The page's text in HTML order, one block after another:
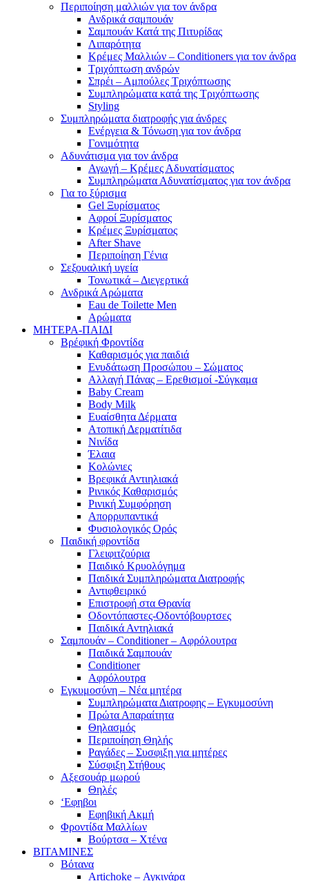
Περιποίηση μαλλιών για τον άνδρα
Ανδρικά σαμπουάν
Σαμπουάν Κατά της Πιτυρίδας
Λιπαρότητα
Κρέμες Μαλλιών – Conditioners για τον άνδρα
Τριχόπτωση ανδρών
Σπρέι – Αμπούλες Τριχόπτωσης
Συμπληρώματα κατά της Τριχόπτωσης
Styling
Συμπληρώματα διατροφής για άνδρες
Ενέργεια & Τόνωση για τον άνδρα
Γονιμότητα
Αδυνάτισμα για τον άνδρα
Αγωγή – Κρέμες Αδυνατίσματος
Συμπληρώματα Αδυνατίσματος για τον άνδρα
Για το ξύρισμα
Gel Ξυρίσματος
Αφροί Ξυρίσματος
Κρέμες Ξυρίσματος
After Shave
Περιποίηση Γένια
Σεξουαλική υγεία
Τονωτικά – Διεγερτικά
Ανδρικά Αρώματα
Eau de Toilette Men
Αρώματα
ΜΗΤΕΡΑ-ΠΑΙΔΙ
Βρέφική Φροντίδα
Καθαρισμός για παιδιά
Ενυδάτωση Προσώπου – Σώματος
Αλλαγή Πάνας – Ερεθισμοί -Σύγκαμα
Baby Cream
Body Milk
Ευαίσθητα Δέρματα
Ατοπική Δερματίτιδα
Νινίδα
Έλαια
Κολώνιες
Βρεφικά Αντιηλιακά
Ρινικός Καθαρισμός
Ρινική Συμφόρηση
Απορρυπαντικά
Φυσιολογικός Ορός
Παιδική φροντίδα
Γλειφιτζούρια
Παιδικό Κρυολόγημα
Παιδικά Συμπληρώματα Διατροφής
Αντιφθειρικό
Επιστροφή στα Θρανία
Οδοντόπαστες-Οδοντόβουρτσες
Παιδικά Αντηλιακά
Σαμπουάν – Conditioner – Αφρόλουτρα
Παιδικά Σαμπουάν
Conditioner
Αφρόλουτρα
Εγκυμοσύνη – Νέα μητέρα
Συμπληρώματα Διατροφης – Εγκυμοσύνη
Πρώτα Απαραίτητα
Θηλασμός
Περιποίηση Θηλής
Ραγάδες – Συσφιξη για μητέρες
Σύσφιξη Στήθους
Αξεσουάρ μωρού
Θηλές
‘Εφηβοι
Εφηβική Ακμή
Φροντίδα Μαλλίων
Βούρτσα – Χτένα
ΒΙΤΑΜΙΝΕΣ
Βότανα
Artichoke – Αγκινάρα